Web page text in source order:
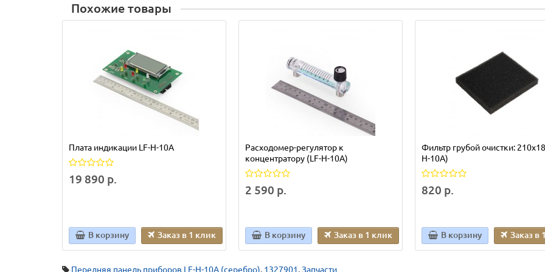
Похожие товары
Плата индикации LF-H-10A
19 890 р.
В корзину Заказ в 1 клик
Расходомер-регулятор к
концентратору (LF-H-10A)
2 590 р.
В корзину Заказ в 1 клик
Фильтр грубой очистки:
H-10A)
820 р.
В корзину Заказ в
Передняя панель приборов LF-H-10A (серебро), 1327901,Запчасти